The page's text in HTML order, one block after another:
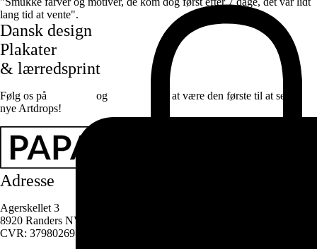
lang tid at vente".
Dansk design
Plakater
& lærredsprint
Følg os på og
for at være den første til at se de
nye Artdrops!
Adresse
Agerskellet 3
8920 Randers NV
CVR: 37980269